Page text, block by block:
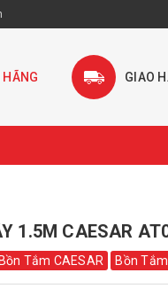
HÃNG GIAO
1.5M CAESAR
Bồn Tắm CAESAR Bồn